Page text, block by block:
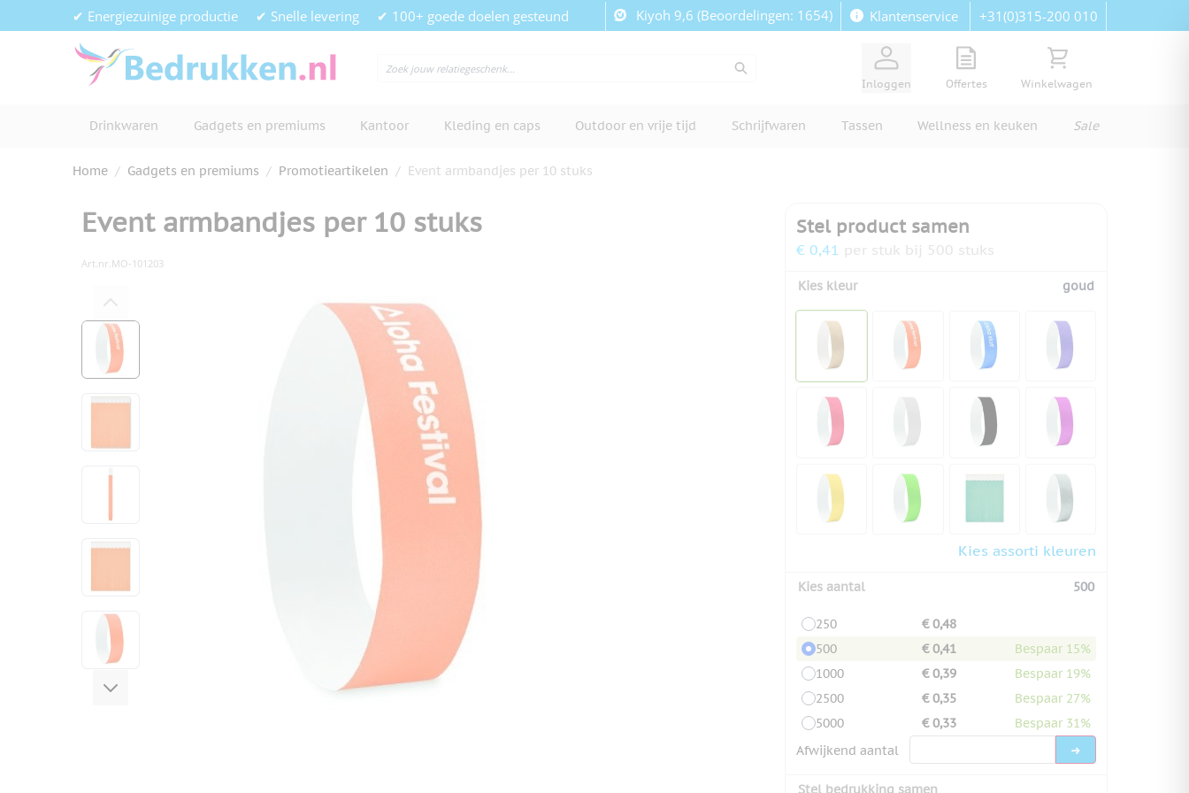
Ga naar de inhoud✔ Energiezuinige productie ✔ Snelle levering ✔ 100+ goede doelen gesteund Kiyoh 9,6 (Beoordelingen: 1654) Klantenservice +31(0)315-200 010
Inloggen
View quote, Quote is empty
Offertes
Bekijk winkelwagen,
Winkelwagen
Drinkwaren Gadgets en premiums Kantoor Kleding en caps Outdoor en vrije tijd Schrijfwaren Tassen Wellness en keuken Sale
Home / Gadgets en premiums / Promotieartikelen / Event armbandjes per 10 stuks
Event armbandjes per 10 stuks
Art.nr.MO-101203
View larger image
View larger image
View larger image
View larger image
View larger image
View larger image
Stel product samen
€ 0,41 per stuk bij 500 stuks
Kies kleur goud
Kies assorti kleuren
Kies aantal 500
250
€ 0,48
500
€ 0,41
Bespaar 15%
1000
€ 0,39
Bespaar 19%
2500
€ 0,35
Bespaar 27%
5000
€ 0,33
Bespaar 31%
Afwijkend aantal
Stel bedrukking samen